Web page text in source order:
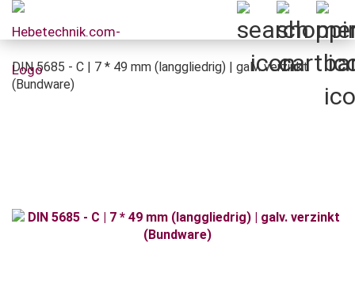
DIN 5685 - C | 7 * 49 mm (langgliedrig) | galv. verzinkt
(Bundware)